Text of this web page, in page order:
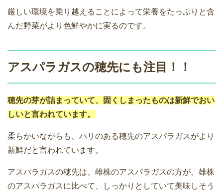
厳しい環境を乗り越えることによって栄養をたっぷりと含
んだ野菜がより色鮮やかに実るのです。
アスパラガスの穂先にも注目！！
穂先の芽が詰まっていて、固くしまったものは新鮮でおい
しいと言われています。
柔らかいながらも、ハリのある穂先のアスパラガスがより
新鮮だと言われています。
アスパラガスの穂先は、雌株のアスパラガスの方が、雄株
のアスパラガスに比べて、しっかりとしていて美味しそう